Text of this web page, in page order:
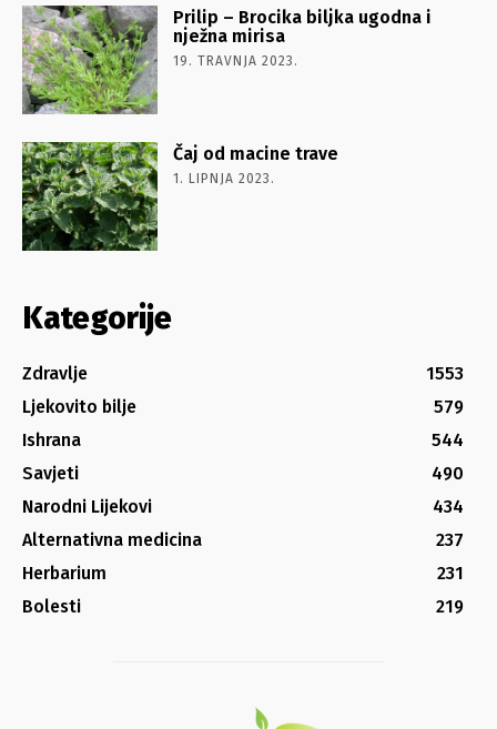
Prilip – Brocika biljka ugodna i
nježna mirisa
19. TRAVNJA 2023.
Čaj od macine trave
1. LIPNJA 2023.
Kategorije
Zdravlje
1553
Ljekovito bilje
579
Ishrana
544
Savjeti
490
Narodni Lijekovi
434
Alternativna medicina
237
Herbarium
231
Bolesti
219